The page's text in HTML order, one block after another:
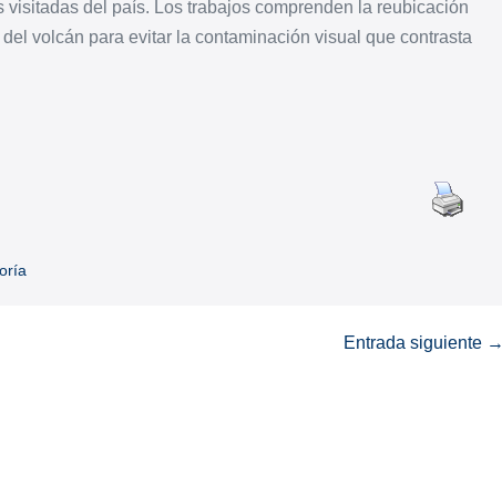
del país. Los trabajos comprenden la reubicación
volcán para evitar la contaminación visual que contrasta
Entrada siguiente →